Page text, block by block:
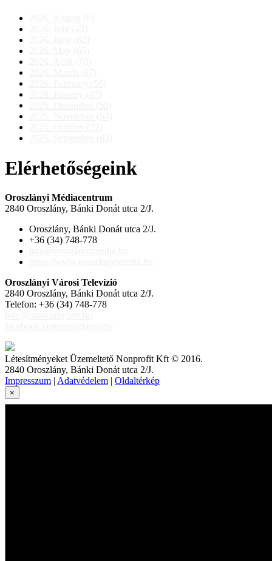
Elérhetőségeink
Oroszlányi Médiacentrum
2840 Oroszlány, Bánki Donát utca 2/J.
Oroszlány, Bánki Donát utca 2/J.
+36 (34) 748-778
Oroszlányi Városi Televízió
2840 Oroszlány, Bánki Donát utca 2/J.
Telefon: +36 (34) 748-778
Létesítményeket Üzemeltető Nonprofit Kft © 2016.
2840 Oroszlány, Bánki Donát utca 2/J.
Impresszum | Adatvédelem | Oldaltérkép
×